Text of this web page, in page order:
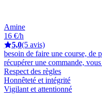
Amine
16 €/h
5,0(5 avis)
besoin de faire une course, de
récupérer une commande,
Respect des règles
Honnêteté et intégrité
Vigilant et attentionné